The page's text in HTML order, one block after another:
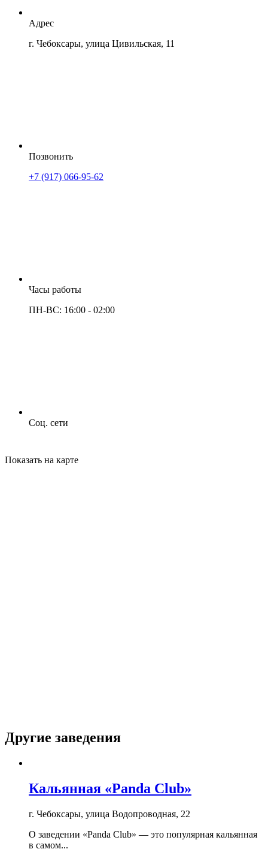
Адрес
г. Чебоксары, улица Цивильская, 11
Позвонить
+7 (917) 066-95-62
Часы работы
ПН-ВС: 16:00 - 02:00
Соц. сети
Показать на карте
Другие заведения
Кальянная «Panda Club»
г. Чебоксары, улица Водопроводная, 22
О заведении «Panda Club» — это популярная кальянная
в самом...